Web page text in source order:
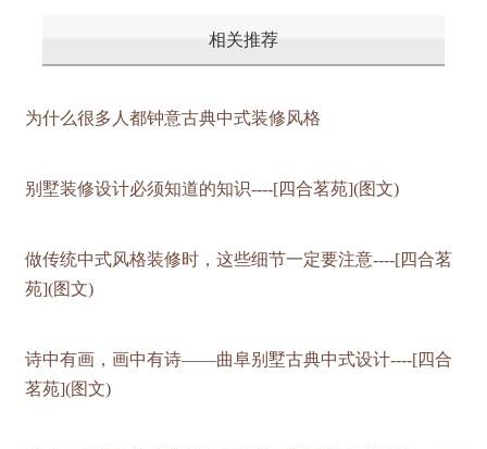
相关推荐
为什么很多人都钟意古典中式装修风格
别墅装修设计必须知道的知识----[四合茗苑](图文)
做传统中式风格装修时，这些细节一定要注意----[四合茗
苑](图文)
诗中有画，画中有诗——曲阜别墅古典中式设计----[四合
茗苑](图文)